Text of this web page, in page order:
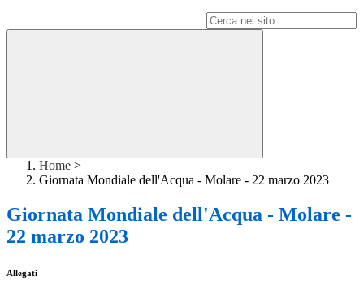
Home >
Giornata Mondiale dell'Acqua - Molare - 22 marzo 2023
Giornata Mondiale dell'Acqua - Molare -
22 marzo 2023
Allegati